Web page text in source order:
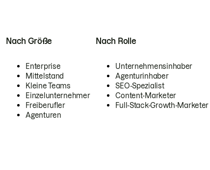
Nach Größe
Enterprise
Mittelstand
Kleine Teams
Einzelunternehmer
Freiberufler
Agenturen
Nach Rolle
Unternehmensinhaber
Agenturinhaber
SEO-Spezialist
Content-Marketer
Full-Stack-Growth-Marketer